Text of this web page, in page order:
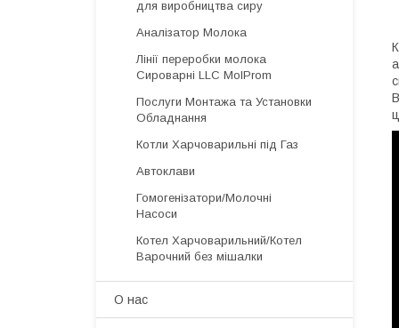
для виробництва сиру
Аналізатор Молока
Лінії переробки молока
Сироварні LLC MolProm
Послуги Монтажа та Установки
Обладнання
Котли Харчоварильні під Газ
Автоклави
Гомогенізатори/Молочні
Насоси
Котел Харчоварильний/Котел
Варочний без мішалки
О нас